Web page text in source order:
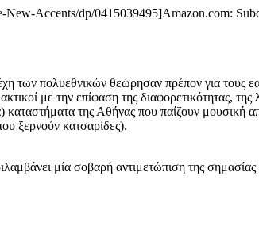
Accents/dp/0415039495]Amazon.com:
των πολυεθνικών θεώρησαν πρέπον για τους
με την επίφαση της διαφορετικότητας,
καταστήματα της Αθήνας που παίζουν μουσική
ξερνούν κατσαρίδες).
μία σοβαρή αντιμετώπιση της